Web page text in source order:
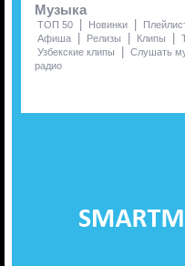
Музыка
ТОП 50 | Новинки |
Афиша | Релизы | Клипы |
Узбекские клипы | Слушать
радио